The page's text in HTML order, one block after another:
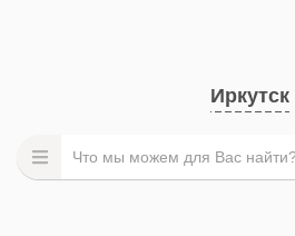
Иркутск